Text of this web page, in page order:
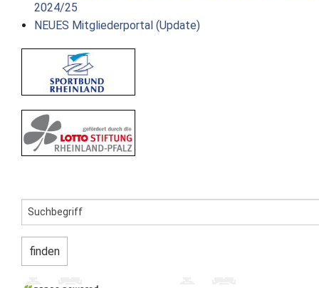
2024/25
NEUES Mitgliederportal (Update)